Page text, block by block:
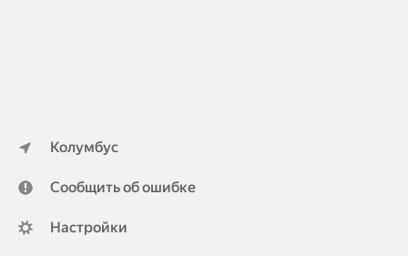
Колумбус
Сообщить об ошибке
Настройки